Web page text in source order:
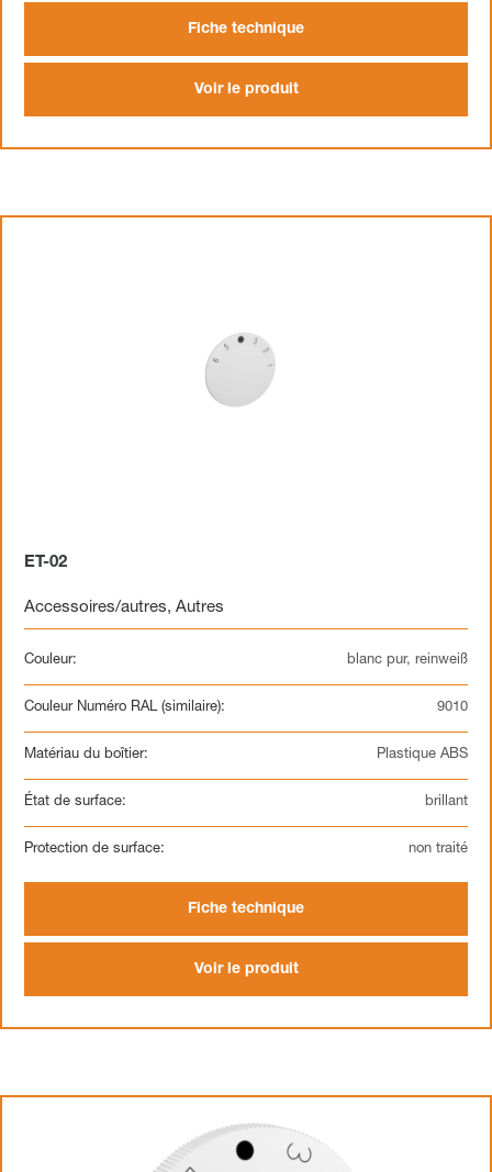
Fiche technique
Voir le produit
ET-02
Accessoires/autres, Autres
Couleur: blanc pur, reinweiß
Couleur Numéro RAL (similaire): 9010
Matériau du boîtier: Plastique ABS
État de surface: brillant
Protection de surface: non traité
Fiche technique
Voir le produit